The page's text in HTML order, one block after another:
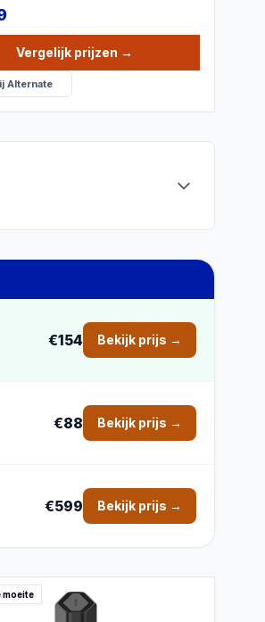
Vergelijk prijzen →
Alternate
€154 Bekijk prijs →
€88 Bekijk prijs →
€599 Bekijk prijs →
moeite